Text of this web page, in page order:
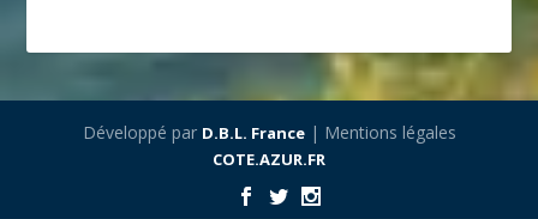
Développé par D.B.L. France| Mentions légales
COTE.AZUR.FR